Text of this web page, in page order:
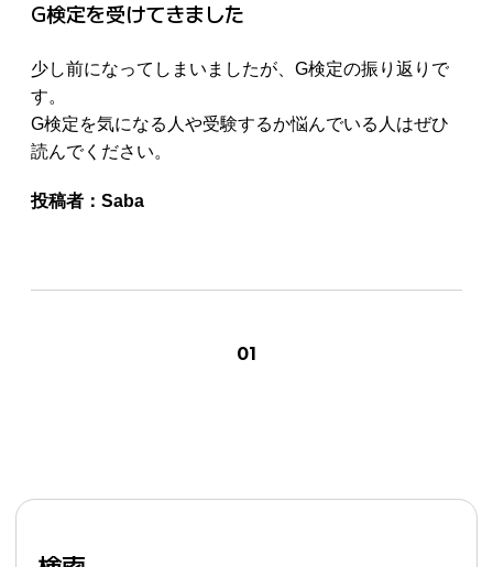
G検定を受けてきました
少し前になってしまいましたが、G検定の振り返りで
す。
G検定を気になる人や受験するか悩んでいる人はぜひ
読んでください。
投稿者： Saba
01